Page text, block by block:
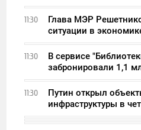
11:30
Глава МЭР
ситуации в
11:30
В сервисе
забронировали 1,1
11:30
Путин открыл
инфраструктуры в